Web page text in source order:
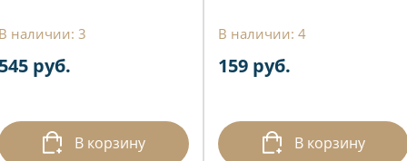
наличии: 3
руб.
В корзину
В наличии: 4
159 руб.
В корзину